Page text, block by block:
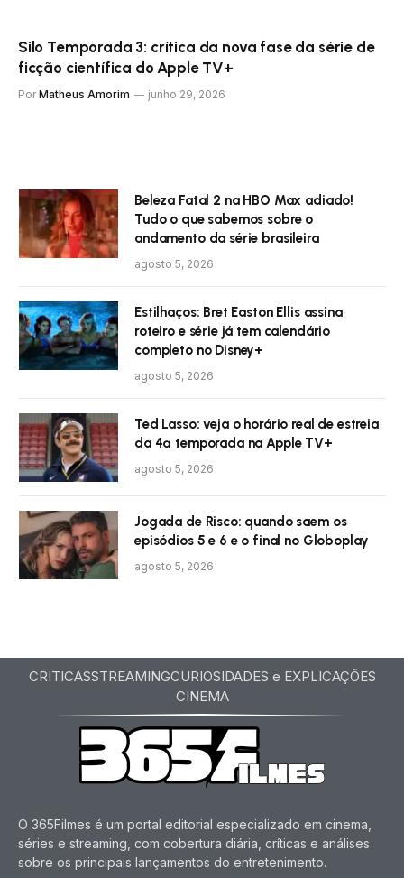
Silo Temporada 3: crítica da nova fase da série de
ficção científica do Apple TV+
Por Matheus Amorim junho 29, 2026
Beleza Fatal 2 na HBO Max adiado!
Tudo o que sabemos sobre o
andamento da série brasileira
agosto 5, 2026
Estilhaços: Bret Easton Ellis assina
roteiro e série já tem calendário
completo no Disney+
agosto 5, 2026
Ted Lasso: veja o horário real de estreia
da 4ª temporada na Apple TV+
agosto 5, 2026
Jogada de Risco: quando saem os
episódios 5 e 6 e o final no Globoplay
agosto 5, 2026
CRITICASSTREAMINGCURIOSIDADES e EXPLICAÇÕES
CINEMA
O 365Filmes é um portal editorial especializado em cinema,
séries e streaming, com cobertura diária, críticas e análises
sobre os principais lançamentos do entretenimento.